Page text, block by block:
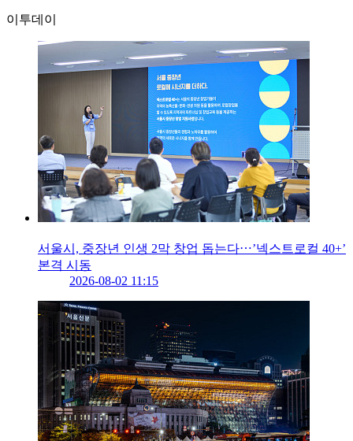
이투데이
서울시, 중장년 인생 2막 창업 돕는다⋯’넥스트로컬 40+’
본격 시동
2026-08-02 11:15